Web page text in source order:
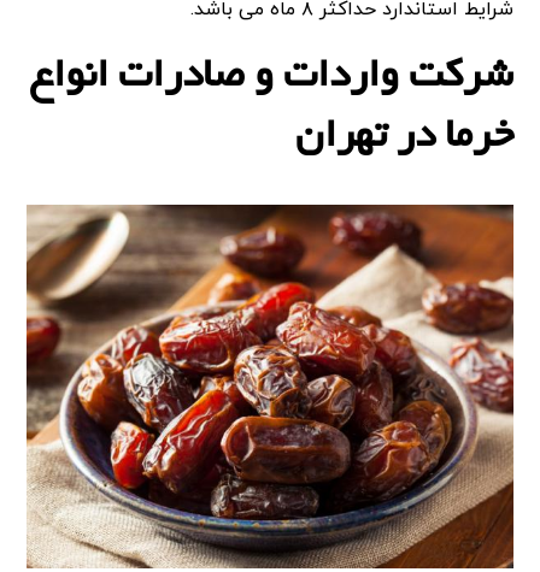
شرایط استاندارد حداکثر ۸ ماه می باشد.
شرکت واردات و صادرات انواع
خرما در تهران